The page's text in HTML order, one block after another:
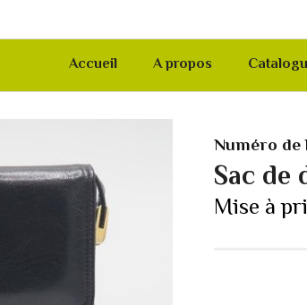
Accueil A propos
Numéro de
Sac de
Mise à